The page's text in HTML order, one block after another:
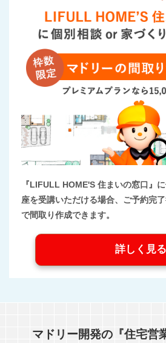
『LIFULL HOME'S 住まいの窓口』
座を受講いただける場合、ご予約完
で間取り作成できます。
詳しく見る
マドリー開発の『住宅営